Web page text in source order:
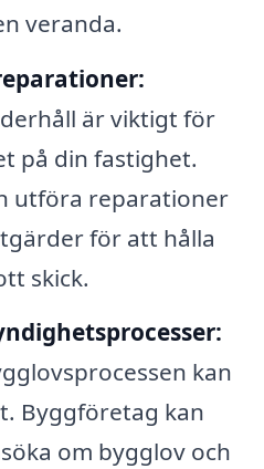
veranda.
är viktigt för
på din fastighet.
utföra reparationer
för att hålla
skick.
kan
Byggföretag kan
om bygglov och